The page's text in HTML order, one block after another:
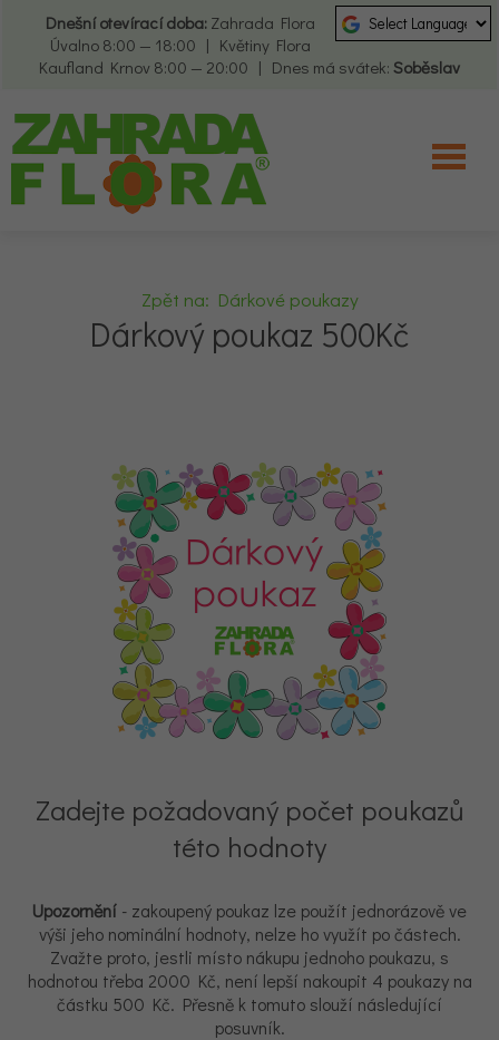
Dnešní otevírací doba: Zahrada Flora
Úvalno 8:00 — 18:00 | Květiny Flora
Kaufland Krnov 8:00 — 20:00 | Dnes má svátek: Soběslav
Zpět na: Dárkové poukazy
Dárkový poukaz 500Kč
Zadejte požadovaný počet poukazů
této hodnoty
Upozornění - zakoupený poukaz lze použít jednorázově ve
výši jeho nominální hodnoty, nelze ho využít po částech.
Zvažte proto, jestli místo nákupu jednoho poukazu, s
hodnotou třeba 2000 Kč, není lepší nakoupit 4 poukazy na
částku 500 Kč. Přesně k tomuto slouží následující
posuvník.